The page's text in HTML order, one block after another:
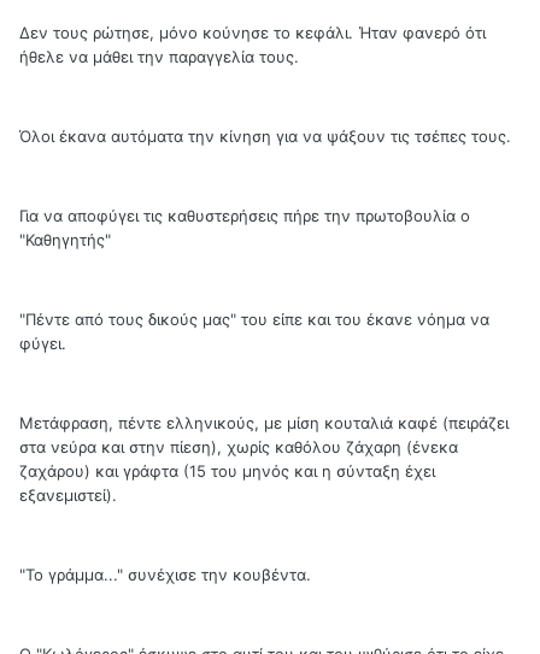
Δεν τους ρώτησε, μόνο κούνησε το κεφάλι. Ήταν φανερό ότι
ήθελε να μάθει την παραγγελία τους.
Όλοι έκανα αυτόματα την κίνηση για να ψάξουν τις τσέπες τους.
Για να αποφύγει τις καθυστερήσεις πήρε την πρωτοβουλία ο
"Καθηγητής"
"Πέντε από τους δικούς μας" του είπε και του έκανε νόημα να
φύγει.
Μετάφραση, πέντε ελληνικούς, με μίση κουταλιά καφέ (πειράζει
στα νεύρα και στην πίεση), χωρίς καθόλου ζάχαρη (ένεκα
ζαχάρου) και γράφτα (15 του μηνός και η σύνταξη έχει
εξανεμιστεί).
"Το γράμμα..." συνέχισε την κουβέντα.